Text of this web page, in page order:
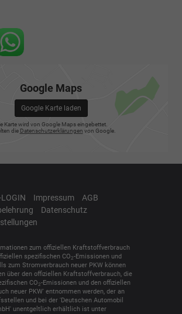
Google Maps
Google Karte laden
Karte wird von Google Maps eingebettet.
die Datenschutzerklärungen von Google.
Impressum
AGB
Datenschutz
zum offiziellen Kraftstoffverbrauch
spezifischen CO2-Emissionen und
zum Stromverbrauch neuer PKW können
über den offiziellen Kraftstoffverbrauch, die
CO2-Emissionen und den offiziellen
neuer PKW' entnommen werden, der an
und bei der 'Deutschen Automobil
unentgeltlich erhältlich ist unter